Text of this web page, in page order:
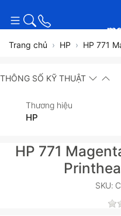
Trang chủ HP HP 771
THÔNG SỐ KỸ THUẬT
Thương hiệu
HP
HP 771
SKU: